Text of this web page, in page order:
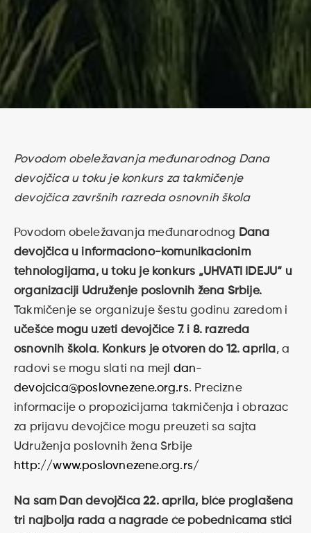
Povodom obeležavanja međunarodnog Dana
devojčica u toku je konkurs za takmičenje
devojčica završnih razreda osnovnih škola
Povodom obeležavanja međunarodnog Dana
devojčica u informaciono-komunikacionim
tehnologijama, u toku je konkurs „UHVATI IDEJU“ u
organizaciji Udruženje poslovnih žena Srbije.
Takmičenje se organizuje šestu godinu zaredom i
učešće mogu uzeti devojčice 7. i 8. razreda
osnovnih škola. Konkurs je otvoren do 12. aprila, a
radovi se mogu slati na mejl dan-
devojcica@poslovnezene.org.rs. Precizne
informacije o propozicijama takmičenja i obrazac
za prijavu devojčice mogu preuzeti sa sajta
Udruženja poslovnih žena Srbije
http://www.poslovnezene.org.rs/
Na sam Dan devojčica 22. aprila, biće proglašena
tri najbolja rada a nagrade će pobednicama stići